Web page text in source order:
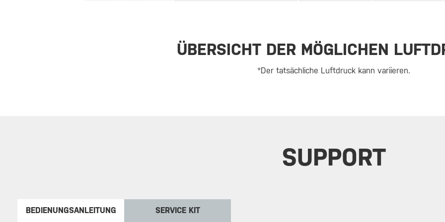
ÜBERSICHT DER MÖGLICHEN
*Der tatsächliche Luftdruck kann variieren.
SUPPORT
BEDIENUNGSANLEITUNG SERVICE KIT